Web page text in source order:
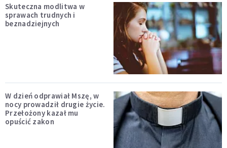
Skuteczna modlitwa w
sprawach trudnych i
beznadziejnych
W dzień odprawiał Mszę, w
nocy prowadził drugie życie.
Przełożony kazał mu
opuścić zakon